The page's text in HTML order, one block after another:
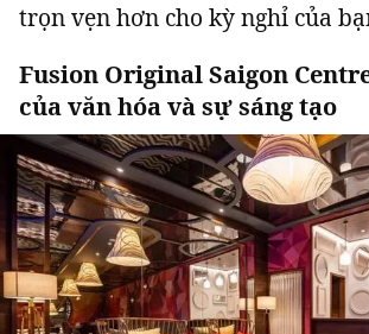
Sản phẩm khác
Tiện ích Bạn cần
Thông tin tòa soạn Liên hệ
Đọc Thanh Niên trên điện thoại
trọn vẹn hơn cho kỳ nghỉ của
Fusion Original Saigon
của văn hóa và sự sáng tạo